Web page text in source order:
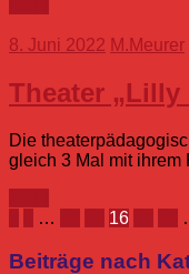
8. Juni 2022 M.Meurer
Theater „Lilly
Die
gleich 3 Mal mit ihrem
der
… 16
Beiträge nach